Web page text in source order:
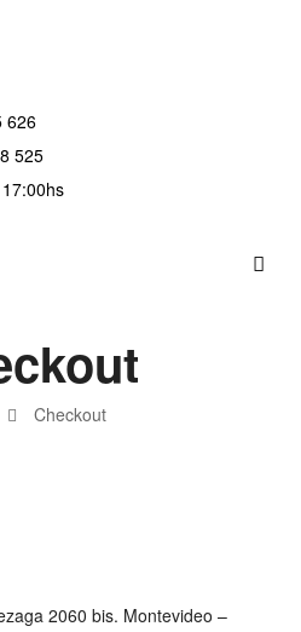
626
525
Checkout
2060 bis. Montevideo –